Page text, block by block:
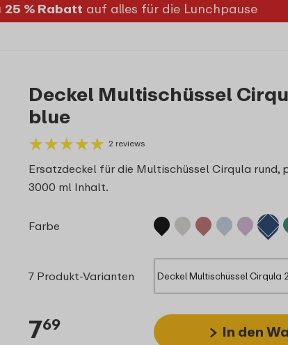
25 % Rabatt auf alles für die Lunchpause
Deckel Multischüssel
blue
★★★★★
★★★★★ 2 reviews
Ersatzdeckel für die Multischüssel Cirqula rund,
3000 ml Inhalt.
Farbe
7 Produkt-Varianten
769 In den